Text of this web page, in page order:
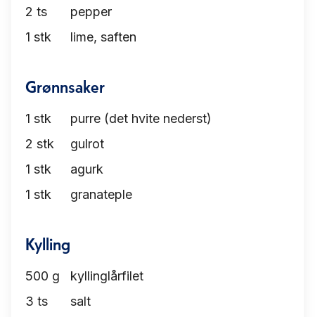
2 ts
pepper
1 stk lime, saften
Grønnsaker
1 stk
purre (det hvite nederst)
2 stk
gulrot
1 stk
agurk
1 stk granateple
Kylling
500 g
kyllinglårfilet
3 ts salt